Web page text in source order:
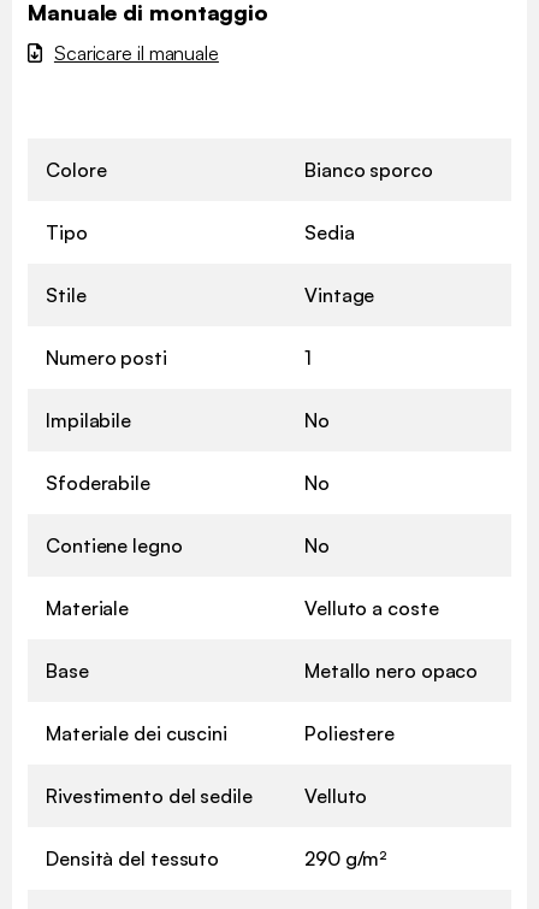
Manuale di montaggio
Scaricare il manuale
Colore Bianco sporco
Tipo Sedia
Stile Vintage
Numero posti 1
Impilabile No
Sfoderabile No
Contiene legno No
Materiale Velluto a coste
Base Metallo nero opaco
Materiale dei cuscini Poliestere
Rivestimento del sedile Velluto
Densità del tessuto 290 g/m²